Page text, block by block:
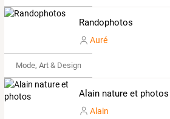
Randophotos
Auré
Mode, Art & Design
Alain nature et photos
Alain